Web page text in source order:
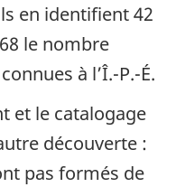
en identifient 42
le nombre
à l’Î.-P.-É.
et le catalogage
découverte :
pas formés de